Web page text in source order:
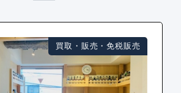
買取・販売・免税販売